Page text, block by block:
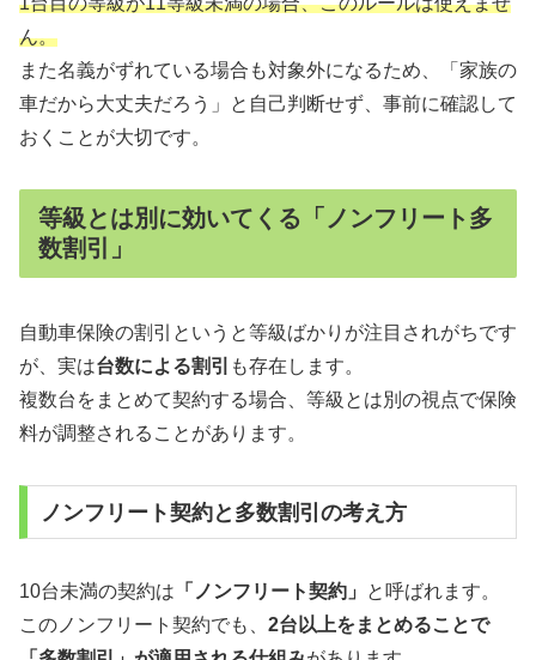
ん。
また名義がずれている場合も対象外になるため、「家族の
車だから大丈夫だろう」と自己判断せず、事前に確認して
おくことが大切です。
等級とは別に効いてくる「ノンフリート多
数割引」
自動車保険の割引というと等級ばかりが注目されがちです
が、実は台数による割引 も存在します。
複数台をまとめて契約する場合、等級とは別の視点で保険
料が調整されることがあります。
ノンフリート契約と多数割引の考え方
10台未満の契約は 「ノンフリート契約」
と呼ばれます。
このノンフリート契約でも、 2台以上をまとめることで